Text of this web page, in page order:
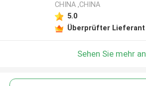
CHINA ,CHINA
5.0
Überprüfter Lieferant
Sehen Sie mehr an